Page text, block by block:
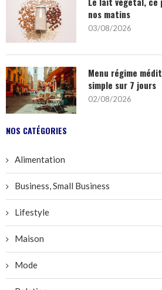
nos matins
03/08/2026
Menu régime
simple sur 7 jours
02/08/2026
NOS CATÉGORIES
Alimentation
Business, Small Business
Lifestyle
Maison
Mode